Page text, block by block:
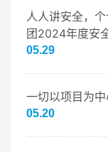
人人讲安全，
团2024年度安
05.29
一切以项目为
05.20